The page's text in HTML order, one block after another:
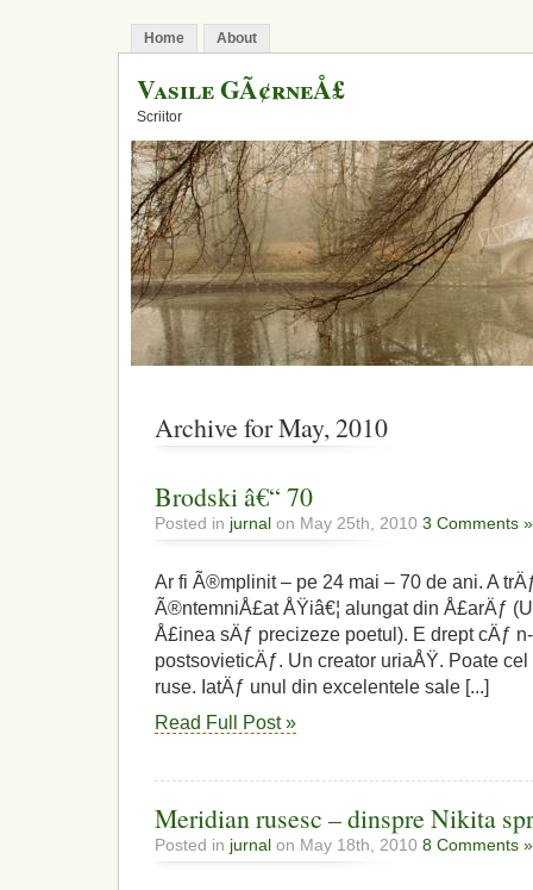
Home About
Vasile GÃ¢rneÅ£
Scriitor
Archive for May, 2010
Brodski â€“ 70
Posted in jurnal on May 25th, 2010 3 Comments »
Ar fi Ã®mplinit – pe 24 mai – 70 de ani. A
Ã®ntemniÅ£at ÅŸiâ€¦ alungat din Å£arÄƒ
Å£inea sÄƒ precizeze poetul). E drept cÄƒ
postsovieticÄƒ. Un creator uriaÅŸ. Poate
ruse. IatÄƒ unul din excelentele sale [...]
Read Full Post »
Meridian rusesc – dinspre Nikita
Posted in jurnal on May 18th, 2010 8 Comments »